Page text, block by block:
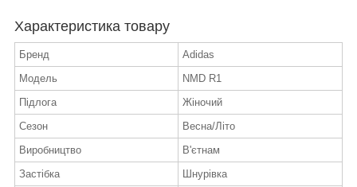
Характеристика товару
Бренд
Adidas
Модель
NMD R1
Підлога
Жіночий
Сезон
Весна/Літо
Виробництво
В'єтнам
Застібка
Шнурівка